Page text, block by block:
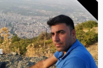
tabutuna örtülen beyaz
duvak ile son yolculuğuna
uğurlandı.